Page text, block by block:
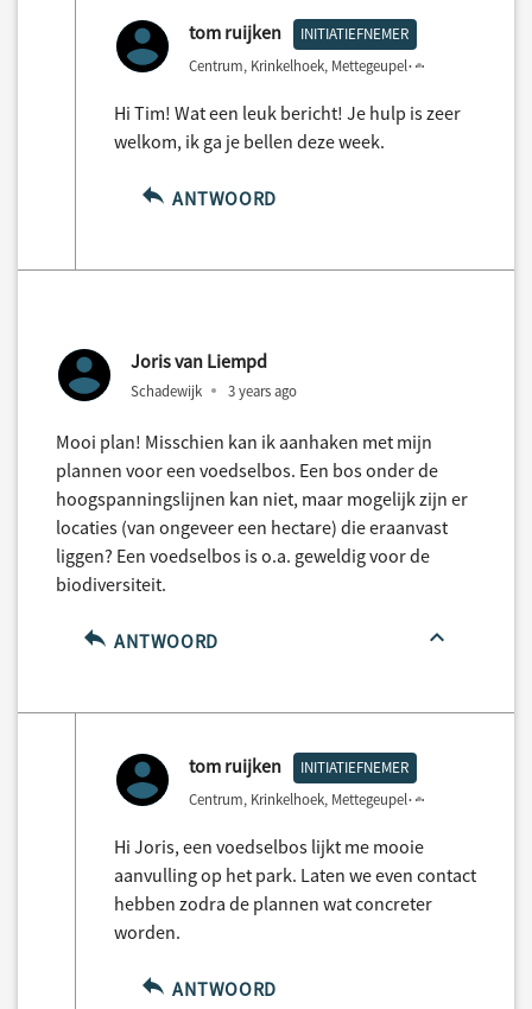
tom ruijken INITIATIEFNEMER
Centrum, Krinkelhoek, Mettegeupel
Hi Tim! Wat een leuk bericht! Je hulp is zeer
welkom, ik ga je bellen deze week.
ANTWOORD
Joris van Liempd
Schadewijk 3 years ago
Mooi plan! Misschien kan ik aanhaken met mijn
plannen voor een voedselbos. Een bos onder de
hoogspanningslijnen kan niet, maar mogelijk zijn er
locaties (van ongeveer een hectare) die eraanvast
liggen? Een voedselbos is o.a. geweldig voor de
biodiversiteit.
ANTWOORD
tom ruijken INITIATIEFNEMER
Centrum, Krinkelhoek, Mettegeupel
Hi Joris, een voedselbos lijkt me mooie
aanvulling op het park. Laten we even contact
hebben zodra de plannen wat concreter
worden.
ANTWOORD